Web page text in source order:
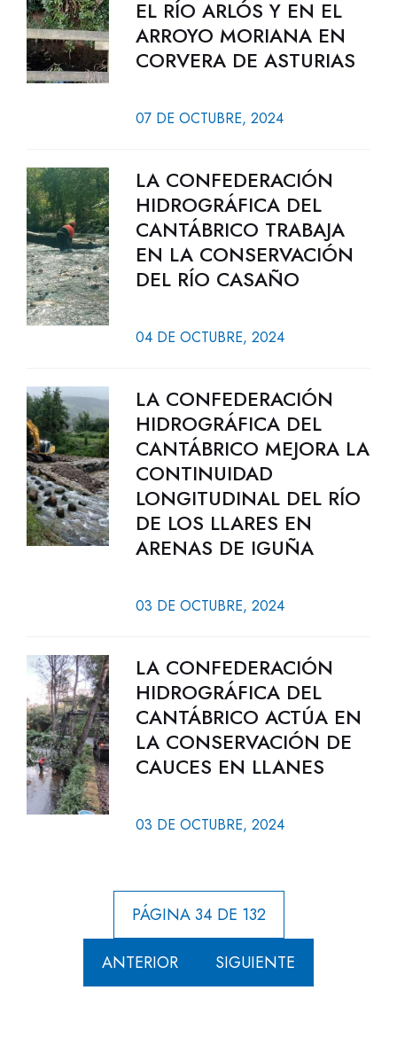
EL RÍO ARLÓS Y EN EL
ARROYO MORIANA EN
CORVERA DE ASTURIAS
07 DE OCTUBRE, 2024
LA CONFEDERACIÓN
HIDROGRÁFICA DEL
CANTÁBRICO TRABAJA
EN LA CONSERVACIÓN
DEL RÍO CASAÑO
04 DE OCTUBRE, 2024
LA CONFEDERACIÓN
HIDROGRÁFICA DEL
CANTÁBRICO MEJORA LA
CONTINUIDAD
LONGITUDINAL DEL RÍO
DE LOS LLARES EN
ARENAS DE IGUÑA
03 DE OCTUBRE, 2024
LA CONFEDERACIÓN
HIDROGRÁFICA DEL
CANTÁBRICO ACTÚA EN
LA CONSERVACIÓN DE
CAUCES EN LLANES
03 DE OCTUBRE, 2024
PÁGINA 34 DE 132
ANTERIOR SIGUIENTE